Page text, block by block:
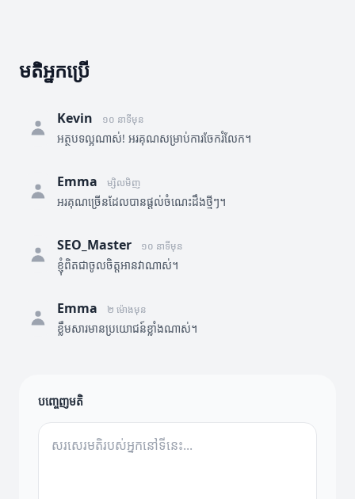
មតិអ្នកប្រើ
Kevin ១០ នាទីមុន
អត្ថបទល្អណាស់! អរគុណសម្រាប់ការចែករំលែក។
Emma ម្សិលមិញ
អរគុណច្រើនដែលបានផ្តល់ចំណេះដឹងថ្មីៗ។
SEO_Master ១០ នាទីមុន
ខ្ញុំពិតជាចូលចិត្តអានវាណាស់។
Emma ២ ម៉ោងមុន
ខ្លឹមសារមានប្រយោជន៍ខ្លាំងណាស់។
បញ្ចេញមតិ